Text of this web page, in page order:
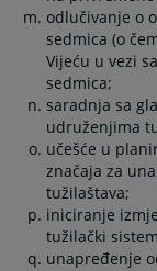
odlučivanje o
sedmica (o
Vijeću u vezi
sedmica;
saradnja sa
udruženjima
učešće u
značaja za
tužilaštava;
iniciranje
tužilački
unapređenje